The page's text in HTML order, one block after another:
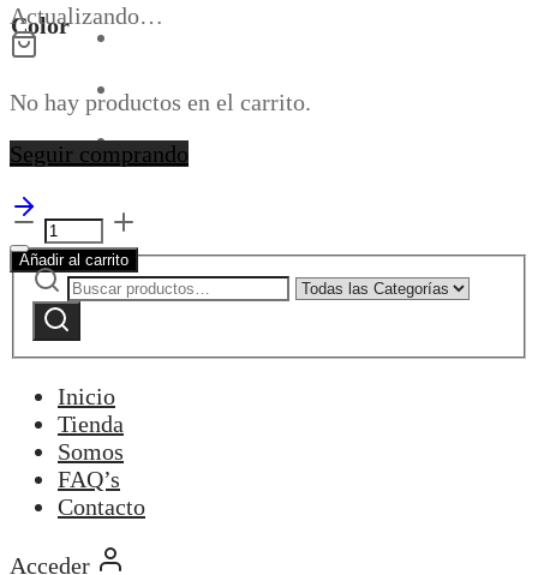
Color
sleeveless
t-
shirt
cantidad
Añadir al carrito
Actualizando…
No hay productos en el carrito.
Seguir comprando
Buscar
por:
Narrow
by
Buscar
Inicio
Tienda
Somos
FAQ’s
Contacto
Acceder